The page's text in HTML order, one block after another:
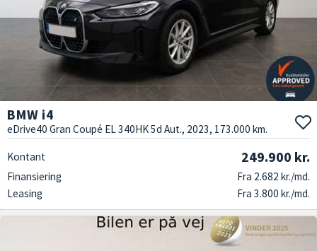
BMW i4
eDrive40 Gran Coupé EL 340HK 5d Aut., 2023, 173.000 km.
Kontant 249.900 kr.
Finansiering
Fra 2.682 kr./md.
Leasing
Fra 3.800 kr./md.